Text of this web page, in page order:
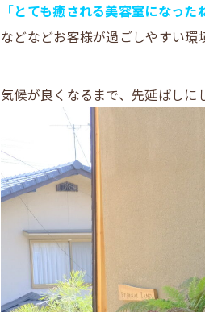
「とても癒される美容室になった
などなどお客様が過ごしやすい環
気候が良くなるまで、先延ばしに